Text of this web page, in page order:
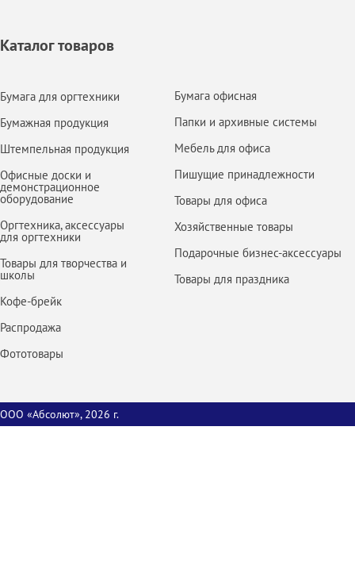
Каталог товаров
Бумага для оргтехники
Бумажная продукция
Штемпельная продукция
Офисные доски и
демонстрационное
оборудование
Оргтехника, аксессуары
для оргтехники
Товары для творчества и
школы
Кофе-брейк
Распродажа
Фототовары
Бумага офисная
Папки и архивные системы
Мебель для офиса
Пишущие принадлежности
Товары для офиса
Хозяйственные товары
Подарочные бизнес-аксессуары
Товары для праздника
ООО «Абсолют», 2026 г.